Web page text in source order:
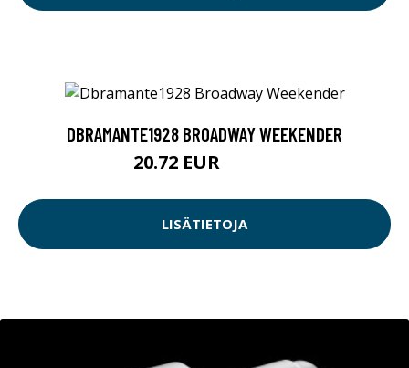
DBRAMANTE1928 BROADWAY WEEKENDER
20.72 EUR
LISÄTIETOJA